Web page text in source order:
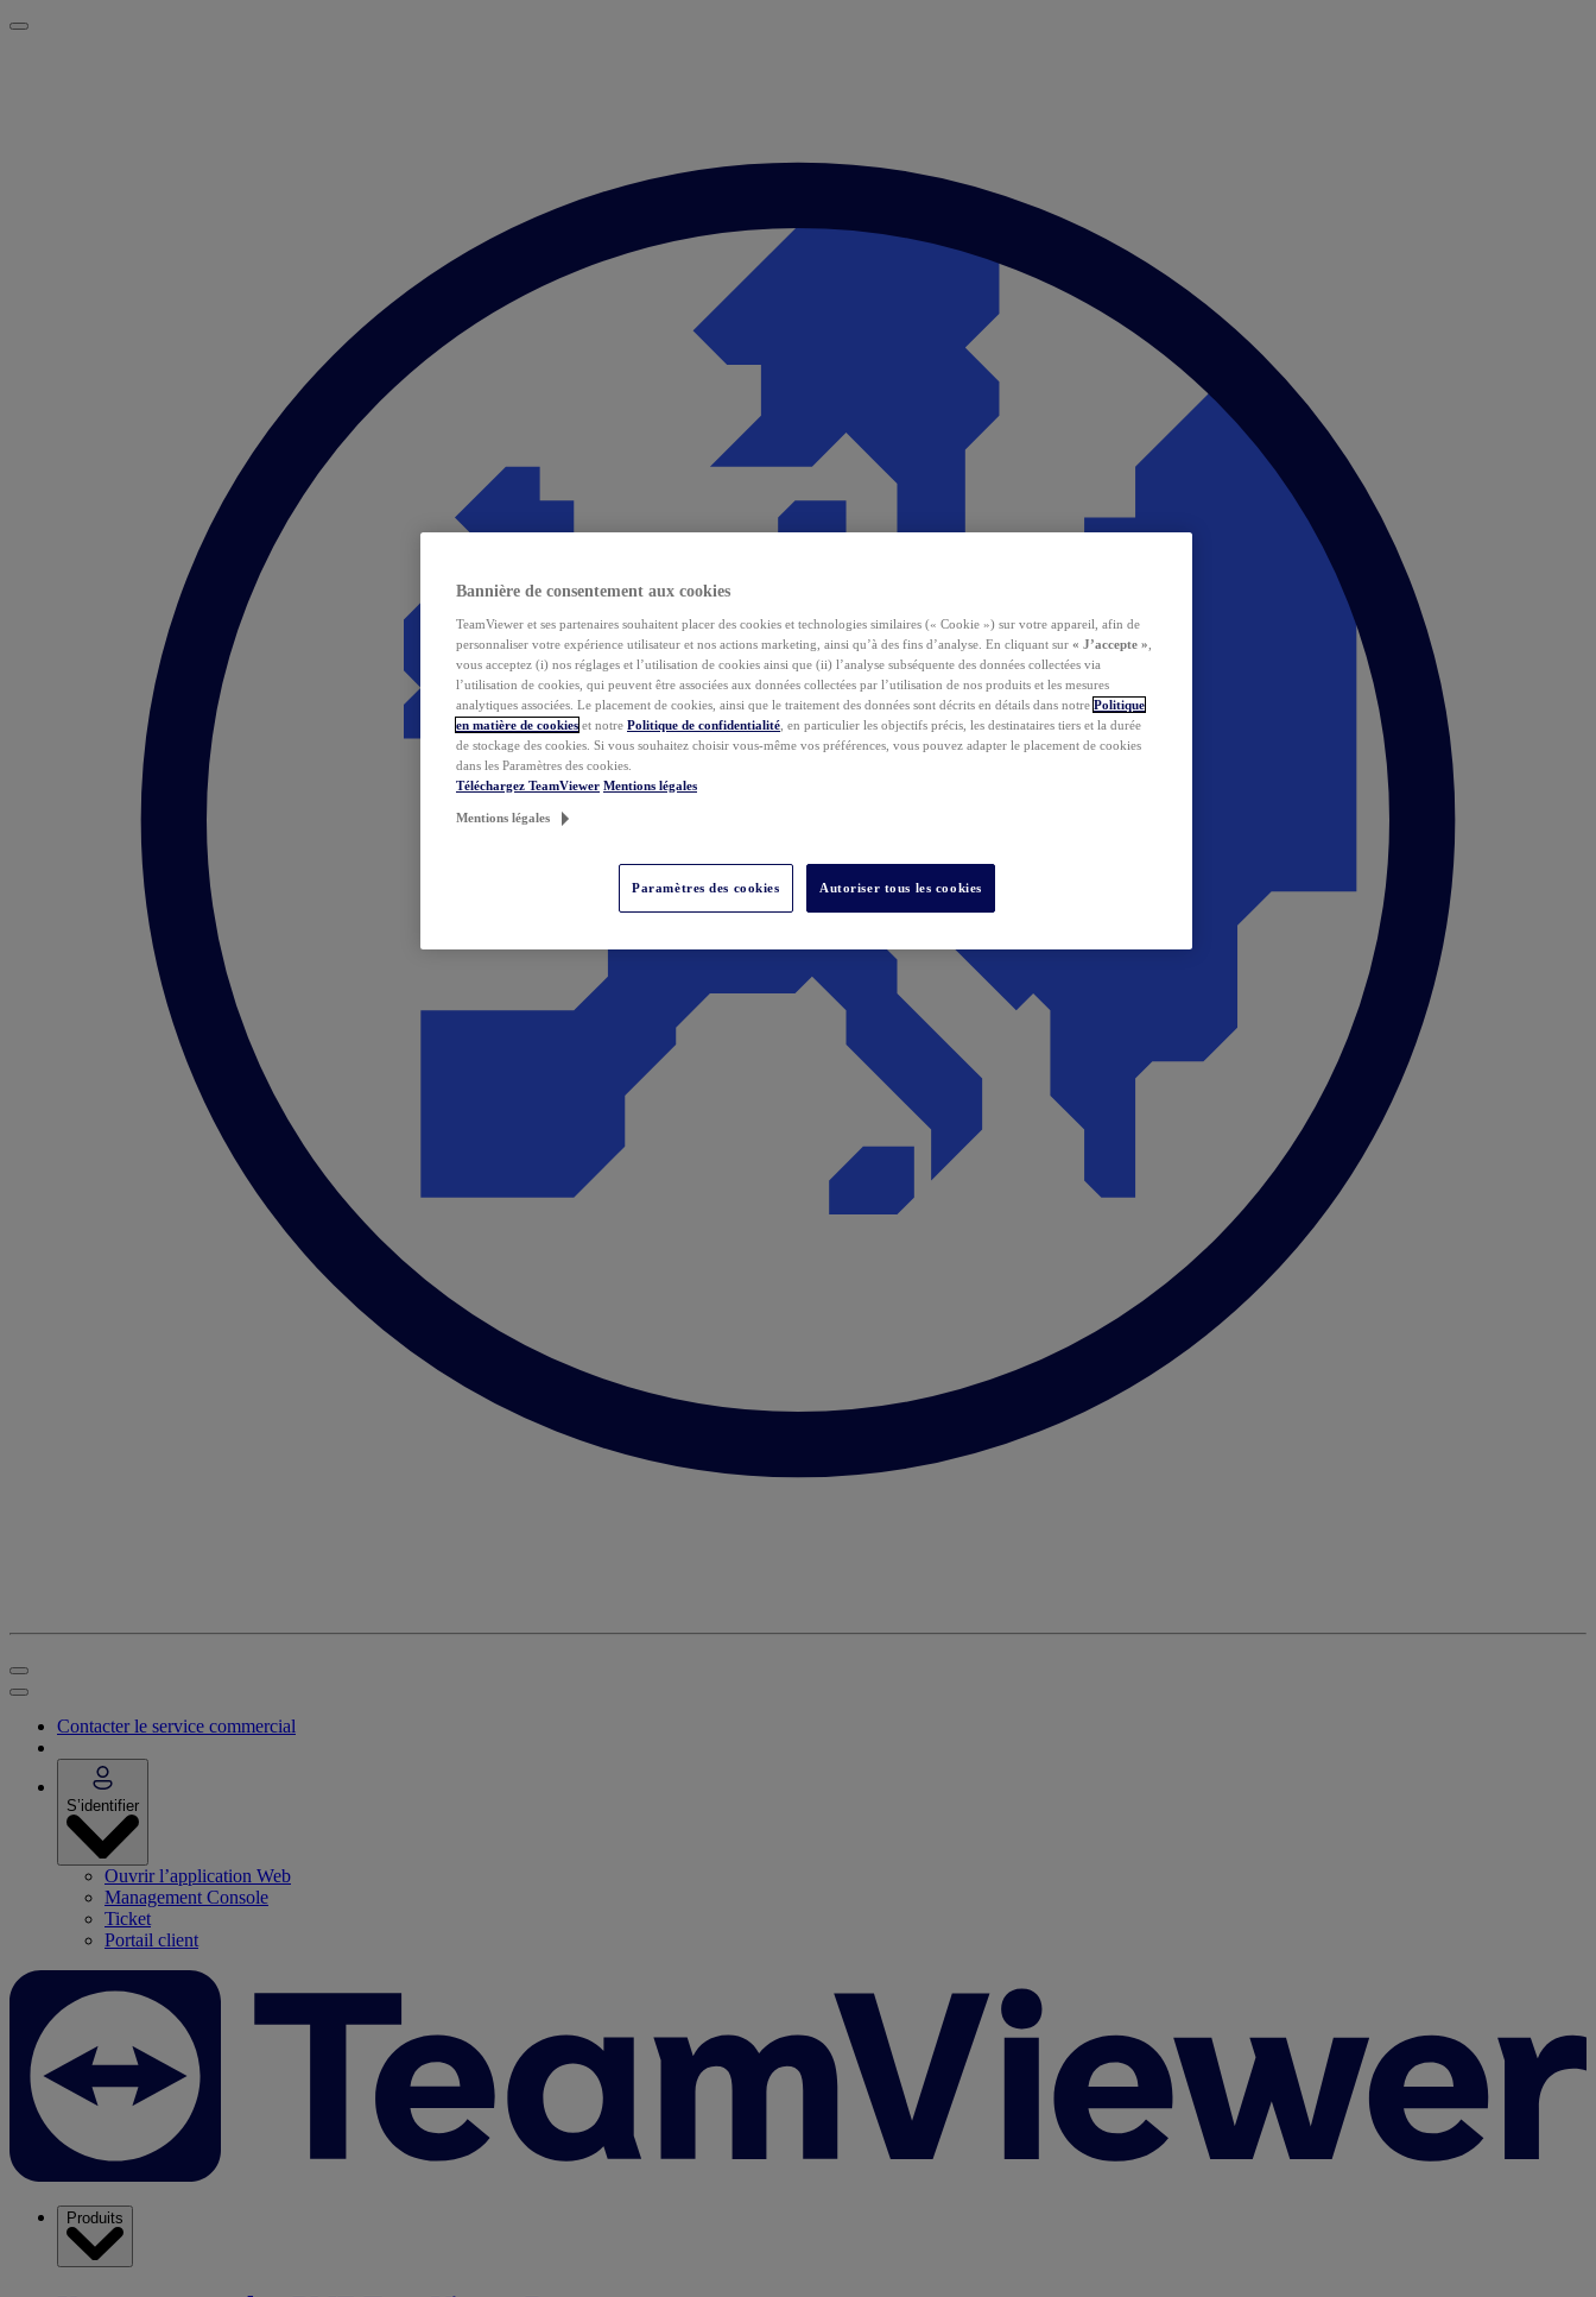
Contacter le service commercial
S’identifier
Ouvrir l’application Web
Management Console
Ticket
Portail client
Produits
Bannière de consentement aux cookies
TeamViewer et ses partenaires souhaitent placer des cookies et technologies similaires (« Cookie ») sur votre appareil, afin de
personnaliser votre expérience utilisateur et nos actions marketing, ainsi qu’à des fins d’analyse. En cliquant sur « J’accepte »
vous acceptez (i) nos réglages et l’utilisation de cookies ainsi que (ii) l’analyse subséquente des données collectées via
l’utilisation de cookies, qui peuvent être associées aux données collectées par l’utilisation de nos produits et les mesures
analytiques associées. Le placement de cookies, ainsi que le traitement des données sont décrits en détails dans notre Politique
en matière de cookies et notre Politique de confidentialité , en particulier les objectifs précis, les destinataires tiers et la durée
de stockage des cookies. Si vous souhaitez choisir vous-même vos préférences, vous pouvez adapter le placement de cookies
dans les Paramètres des cookies.
Téléchargez TeamViewer Mentions légales
Mentions légales
Paramètres des cookies Autoriser tous les cookies